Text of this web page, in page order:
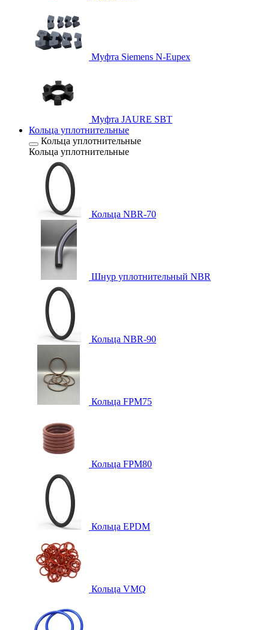
Муфта Siemens N-Eupex
Муфта JAURE SBT
Кольца уплотнительные
Кольца уплотнительные
Кольца уплотнительные
Кольца NBR-70
Шнур уплотнительный NBR
Кольца NBR-90
Кольца FPM75
Кольца FPM80
Кольца EPDM
Кольца VMQ